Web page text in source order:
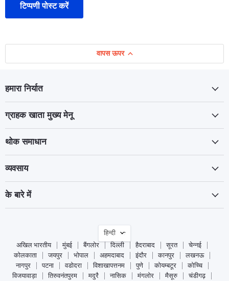
टिप्पणी पोस्ट करें
वापस ऊपर
हमारा निर्यात
ग्राहक खाता मुख्य मेनू
थोक समाधान
व्यवसाय
के बारे में
भाषा
हिन्दी
अखिल भारतीय
मुंबई बैंगलोर दिल्ली हैदराबाद सूरत
चेन्नई
कोलकाता
जयपुर भोपाल अहमदाबाद इंदौर कानपुर
लखनऊ
नागपुर
पटना वडोदरा विशाखापत्तनम पुणे कोयम्बटूर
कोच्चि
विजयावाड़ा
तिरुवनंतपुरम मदुरै नासिक मंगलोर मैसूरु चंडीगढ़